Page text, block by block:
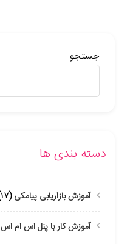
جستجو
دسته بندی ها
آموزش بازاریابی پیامکی(۱۷)
آموزش کار با پنل اس ام اس